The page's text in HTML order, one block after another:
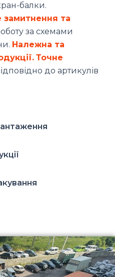
балки.
та
за схемами
Належна та
Точне
до артикулів